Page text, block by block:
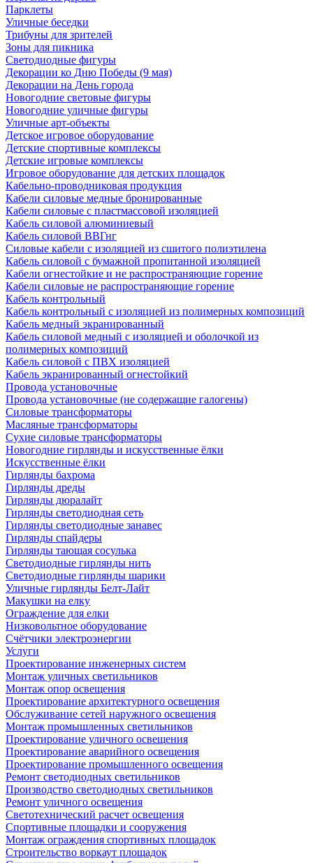
Парклеты
Уличные беседки
Трибуны для зрителей
Зоны для пикника
Светодиодные фигуры
Декорации ко Дню Победы (9 мая)
Декорации на День города
Новогодние световые фигуры
Новогодние уличные фигуры
Уличные арт-объекты
Детское игровое оборудование
Детские спортивные комплексы
Детские игровые комплексы
Игровое оборудование для детских площадок
Кабельно-проводниковая продукция
Кабели силовые медные бронированные
Кабели силовые с пластмассовой изоляцией
Кабель силовой алюминиевый
Кабель силовой ВВГнг
Силовые кабели с изоляцией из сшитого полиэтилена
Кабель силовой с бумажной пропитанной изоляцией
Кабели огнестойкие и не распространяющие горение
Кабели силовые не распространяющие горение
Кабель контрольный
Кабель контрольный с изоляцией из полимерных композиций
Кабель медный экранированный
Кабель силовой медный с изоляцией и оболочкой из
полимерных композиций
Кабель силовой с ПВХ изоляцией
Кабель экранированный огнестойкий
Провода установочные
Провода установочные (не содержащие галогены)
Силовые трансформаторы
Масляные трансформаторы
Сухие силовые трансформаторы
Новогодние гирлянды и искусственные ёлки
Искусственные ёлки
Гирлянды бахрома
Гирлянды дреды
Гирлянды дюралайт
Гирлянды светодиодная сеть
Гирлянды светодиодные занавес
Гирлянды спайдеры
Гирлянды тающая сосулька
Светодиодные гирлянды нить
Светодиодные гирлянды шарики
Уличные гирлянды Белт-Лайт
Макушки на елку
Ограждение для елки
Низковольтное оборудование
Счётчики электроэнергии
Услуги
Проектирование инженерных систем
Монтаж уличных светильников
Монтаж опор освещения
Проектирование архитектурного освещения
Обслуживание сетей наружного освещения
Монтаж промышленных светильников
Проектирование уличного освещения
Проектирование аварийного освещения
Проектирование промышленного освещения
Ремонт светодиодных светильников
Производство светодиодных светильников
Ремонт уличного освещения
Светотехнический расчет освещения
Спортивные площадки и сооружения
Монтаж ограждения спортивных площадок
Строительство воркаут площадок